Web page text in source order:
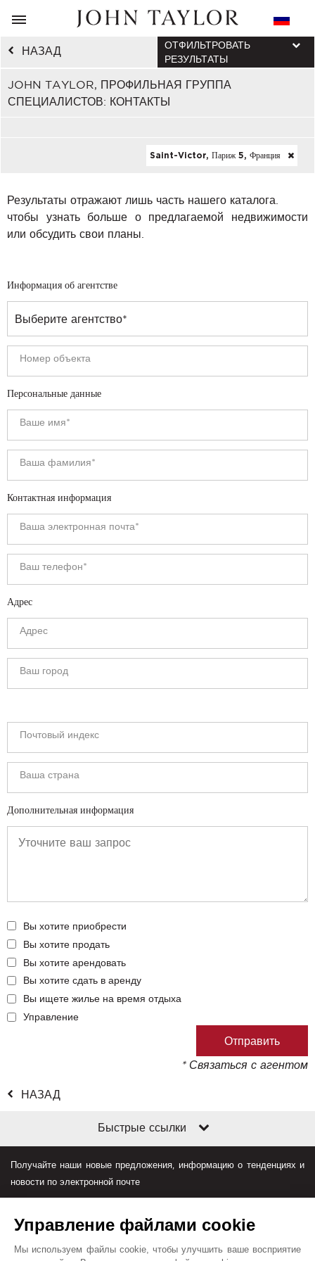
НАЗАД
JOHN TAYLOR, ПРОФИЛЬНАЯ ГРУППА
СПЕЦИАЛИСТОВ: КОНТАКТЫ
ОТФИЛЬТРОВАТЬ
РЕЗУЛЬТАТЫ
Saint-Victor, Париж 5, Франция
Результаты отражают лишь часть нашего каталога.
чтобы узнать больше о предлагаемой недвижимости
или обсудить свои планы.
Информация об агентстве
Персональные данные
Контактная информация
Адрес
Дополнительная информация
Вы хотите приобрести
Вы хотите продать
Вы хотите арендовать
Вы хотите сдать в аренду
Вы ищете жилье на время отдыха
Управление
* Связаться с агентом
НАЗАД
Быстрые ссылки
Получайте наши новые предложения, информацию о тенденциях и
новости по электронной почте
Управление файлами cookie
Мы используем файлы cookie, чтобы улучшить ваше восприятие